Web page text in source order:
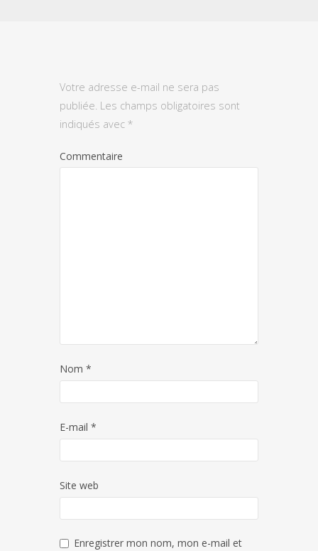
Votre adresse e-mail ne sera pas
publiée. Les champs obligatoires sont
indiqués avec *
Commentaire
Nom *
E-mail *
Site web
Enregistrer mon nom, mon e-mail et